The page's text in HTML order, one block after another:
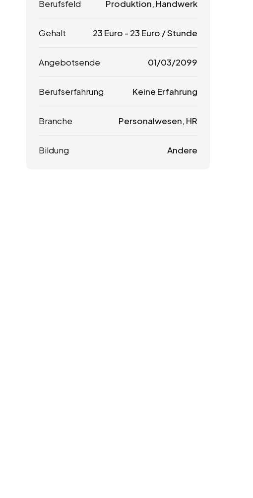
Berufsfeld Produktion, Handwerk
Gehalt 23 Euro - 23 Euro / Stunde
Angebotsende 01/03/2099
Berufserfahrung Keine Erfahrung
Branche Personalwesen, HR
Bildung Andere